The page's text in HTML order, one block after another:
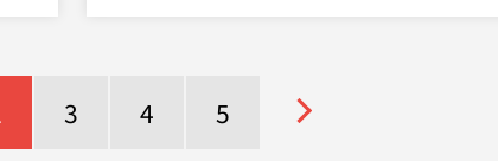
3 4 5